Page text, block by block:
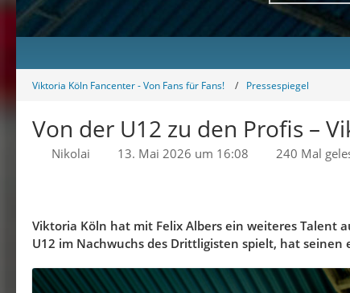
Viktoria Köln Fancenter - Von Fans für Fans! Pressespiegel
Von der U12 zu den Profis –
Nikolai 13. Mai 2026 um 16:08 240 Mal
Viktoria Köln hat mit Felix Albers ein weiteres Talent
U12 im Nachwuchs des Drittligisten spielt, hat